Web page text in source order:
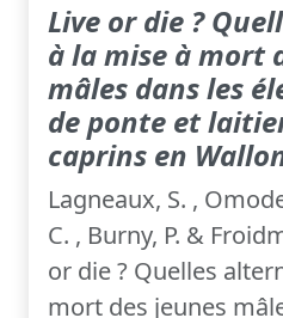
Live or die ?
à la mise à mort
mâles dans les
de ponte et
caprins en
Lagneaux, S. ,
C. , Burny, P. &
or die ? Quelles
mort des jeunes